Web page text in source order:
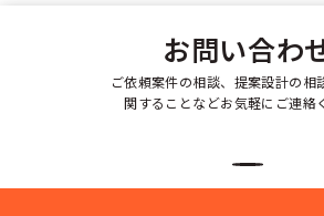
お問い合わ
ご依頼案件の相談、提案設計の相
関することなどお気軽にご連絡